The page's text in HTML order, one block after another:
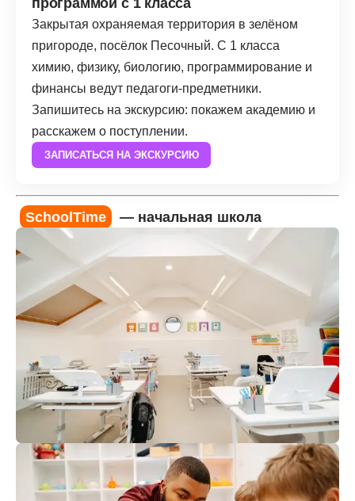
Закрытая охраняемая территория в зелёном
пригороде, посёлок Песочный. С 1 класса
химию, физику, биологию, программирование и
финансы ведут педагоги-предметники.
Запишитесь на экскурсию: покажем академию и
расскажем о поступлении.
ЗАПИСАТЬСЯ НА ЭКСКУРСИЮ
SchoolTime — начальная школа